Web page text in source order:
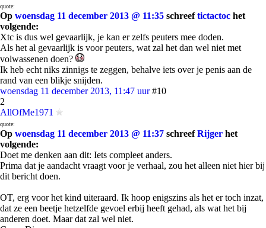
quote:
Op woensdag 11 december 2013 @ 11:35 schreeftictactoc het
volgende:
Xtc is dus wel gevaarlijk, je kan er zelfs peuters mee doden.
Als het al gevaarlijk is voor peuters, wat zal het dan wel niet met
volwassenen doen?
Ik heb echt niks zinnigs te zeggen, behalve iets over je penis aan de
rand van een blikje snijden.
woensdag 11 december 2013, 11:47 uur #10
2
AllOfMe1971
quote:
Op woensdag 11 december 2013 @ 11:37 schreefRijger het
volgende:
Doet me denken aan dit: Iets compleet anders.
Prima dat je aandacht vraagt voor je verhaal, zou het alleen niet hier bij
dit bericht doen.
OT, erg voor het kind uiteraard. Ik hoop enigszins als het er toch inzat,
dat ze een beetje hetzelfde gevoel erbij heeft gehad, als wat het bij
anderen doet. Maar dat zal wel niet.